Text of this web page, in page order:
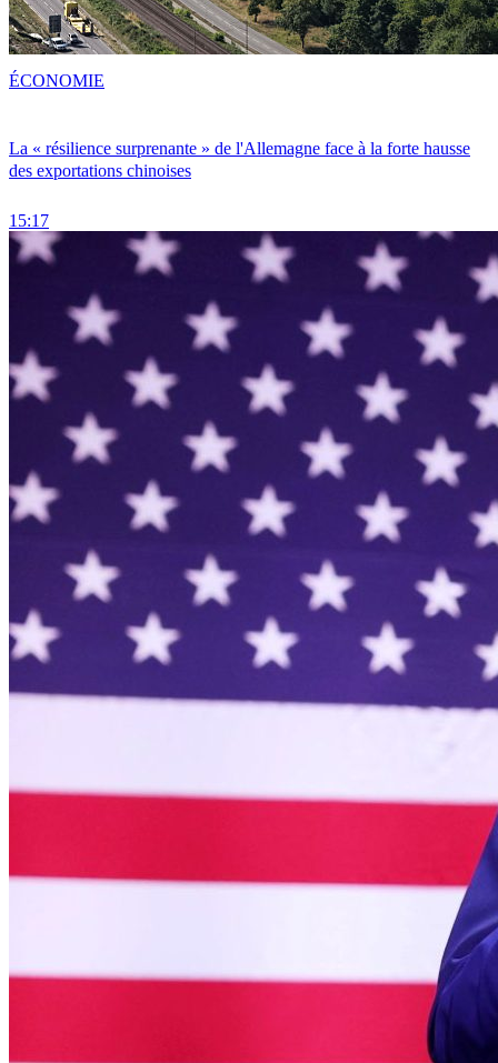
La « résilience surprenante » de l'Allemagne face à la forte hausse
des exportations chinoises
15:17
ÉCONOMIE